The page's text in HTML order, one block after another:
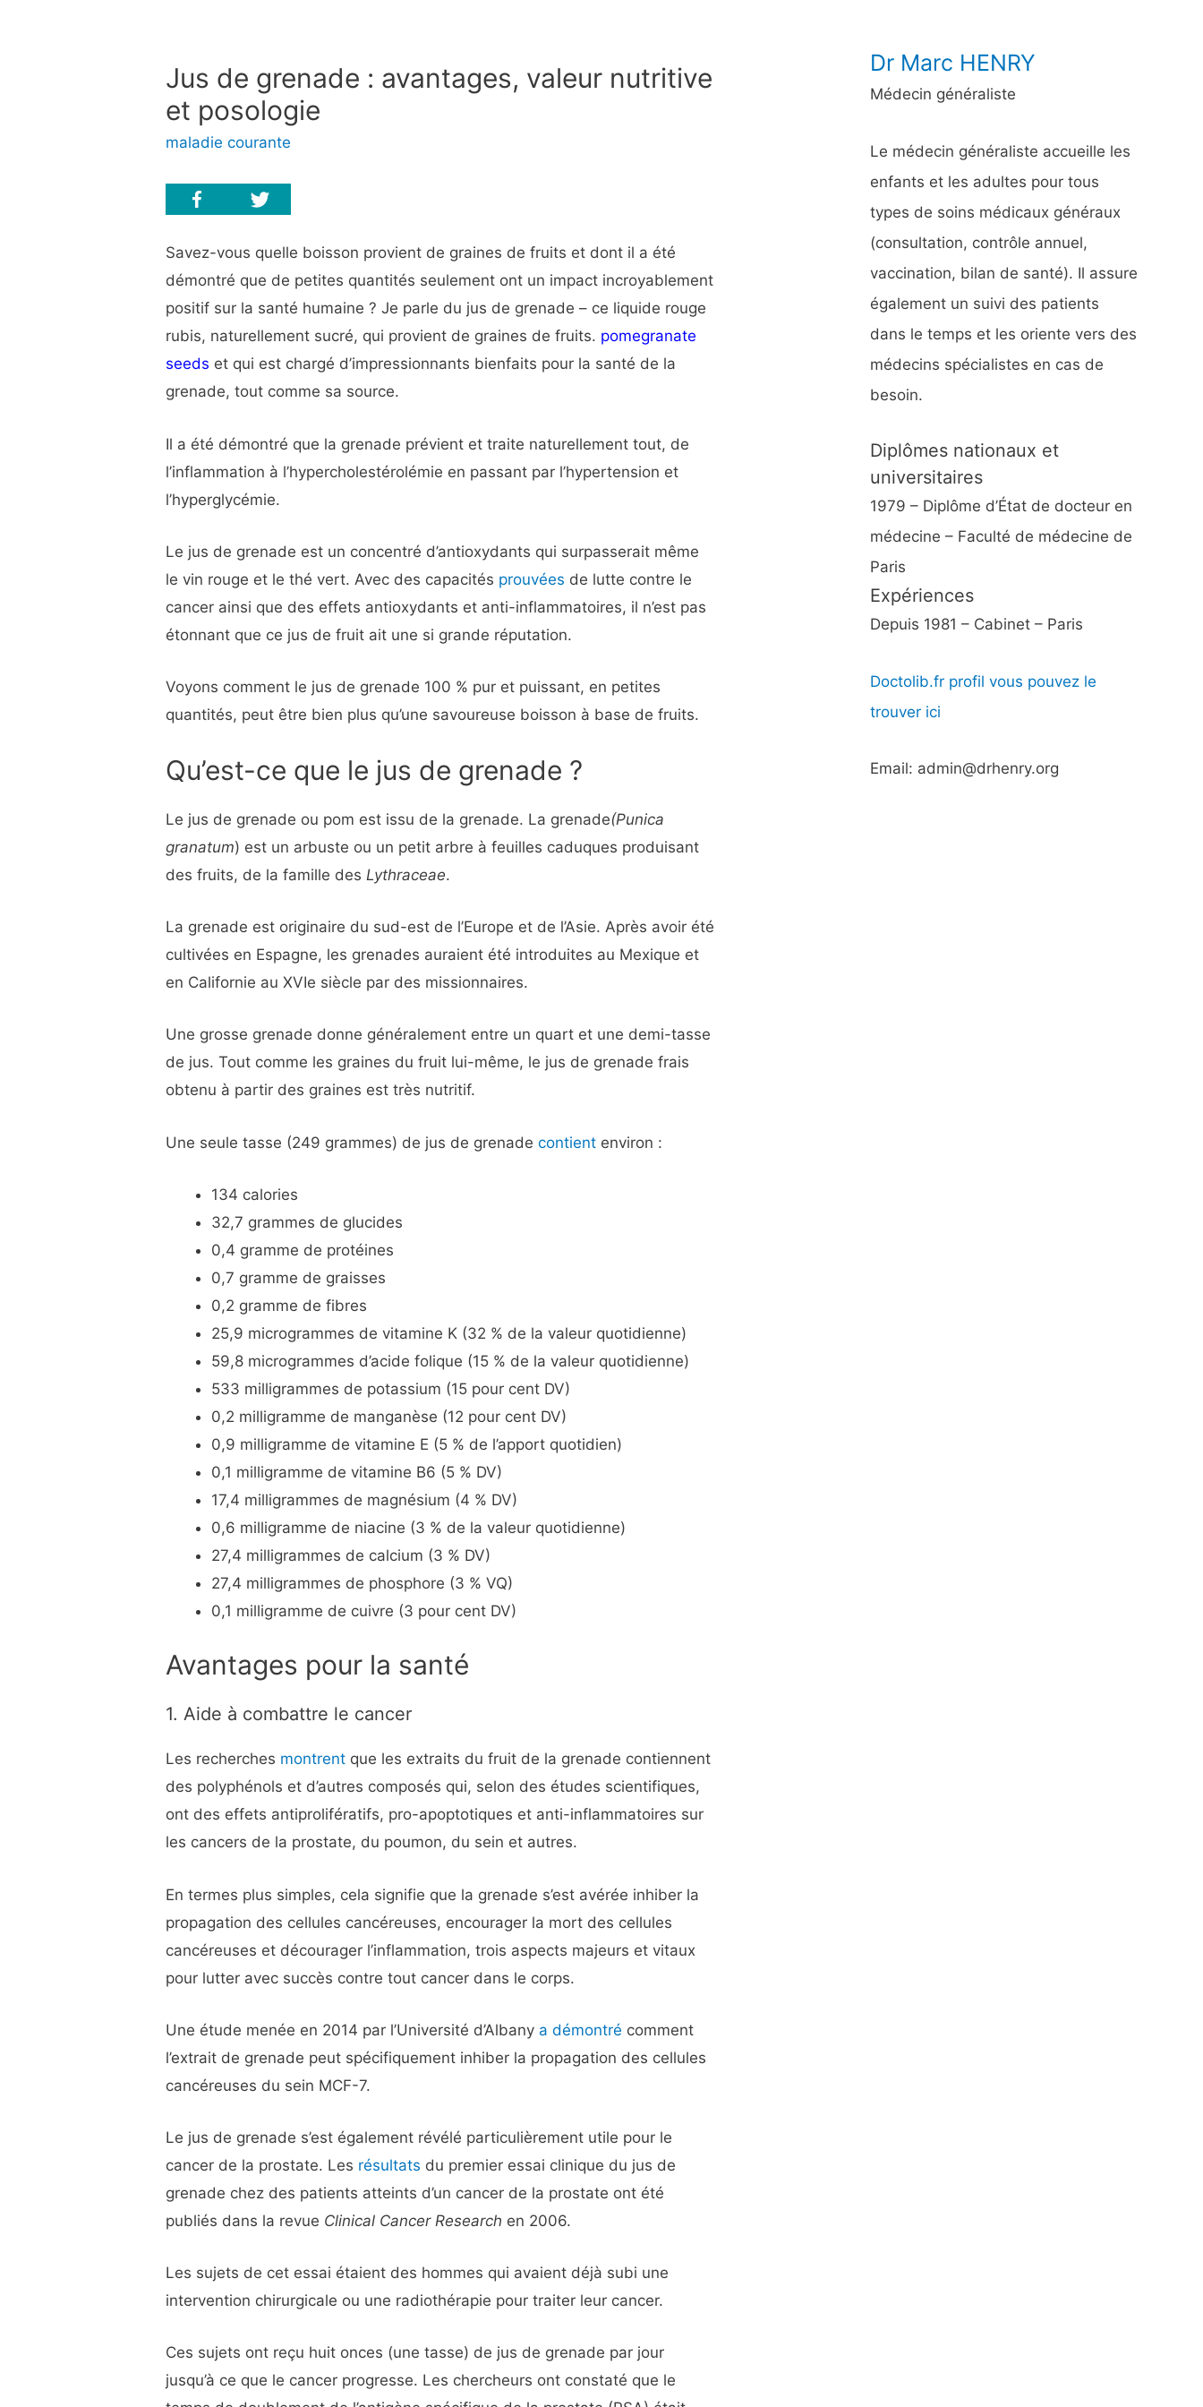
Jus de grenade : avantages, valeur nutritive
et posologie
maladie courante
Savez-vous quelle boisson provient de graines de fruits et dont il a été
démontré que de petites quantités seulement ont un impact incroyablement
positif sur la santé humaine ? Je parle du jus de grenade – ce liquide rouge
rubis, naturellement sucré, qui provient de graines de fruits. pomegranate
seeds et qui est chargé d’impressionnants bienfaits pour la santé de la
grenade, tout comme sa source.
Il a été démontré que la grenade prévient et traite naturellement tout, de
l’inflammation à l’hypercholestérolémie en passant par l’hypertension et
l’hyperglycémie.
Le jus de grenade est un concentré d’antioxydants qui surpasserait même
le vin rouge et le thé vert. Avec des capacités prouvées de lutte contre le
cancer ainsi que des effets antioxydants et anti-inflammatoires, il n’est pas
étonnant que ce jus de fruit ait une si grande réputation.
Voyons comment le jus de grenade 100 % pur et puissant, en petites
quantités, peut être bien plus qu’une savoureuse boisson à base de fruits.
Qu’est-ce que le jus de grenade ?
Le jus de grenade ou pom est issu de la grenade. La grenade(Punica
granatum) est un arbuste ou un petit arbre à feuilles caduques produisant
des fruits, de la famille desLythraceae.
La grenade est originaire du sud-est de l’Europe et de l’Asie. Après avoir été
cultivées en Espagne, les grenades auraient été introduites au Mexique et
en Californie au XVIe siècle par des missionnaires.
Une grosse grenade donne généralement entre un quart et une demi-tasse
de jus. Tout comme les graines du fruit lui-même, le jus de grenade frais
obtenu à partir des graines est très nutritif.
Une seule tasse (249 grammes) de jus de grenadecontient environ :
134 calories
32,7 grammes de glucides
0,4 gramme de protéines
0,7 gramme de graisses
0,2 gramme de fibres
25,9 microgrammes de vitamine K (32 % de la valeur quotidienne)
59,8 microgrammes d’acide folique (15 % de la valeur quotidienne)
533 milligrammes de potassium (15 pour cent DV)
0,2 milligramme de manganèse (12 pour cent DV)
0,9 milligramme de vitamine E (5 % de l’apport quotidien)
0,1 milligramme de vitamine B6 (5 % DV)
17,4 milligrammes de magnésium (4 % DV)
0,6 milligramme de niacine (3 % de la valeur quotidienne)
27,4 milligrammes de calcium (3 % DV)
27,4 milligrammes de phosphore (3 % VQ)
0,1 milligramme de cuivre (3 pour cent DV)
Avantages pour la santé
1. Aide à combattre le cancer
Les recherches montrent que les extraits du fruit de la grenade contiennent
des polyphénols et d’autres composés qui, selon des études scientifiques,
ont des effets antiprolifératifs, pro-apoptotiques et anti-inflammatoires sur
les cancers de la prostate, du poumon, du sein et autres.
En termes plus simples, cela signifie que la grenade s’est avérée inhiber la
propagation des cellules cancéreuses, encourager la mort des cellules
cancéreuses et décourager l’inflammation, trois aspects majeurs et vitaux
pour lutter avec succès contre tout cancer dans le corps.
Une étude menée en 2014 par l’Université d’Albany a démontré comment
l’extrait de grenade peut spécifiquement inhiber la propagation des cellules
cancéreuses du sein MCF-7.
Le jus de grenade s’est également révélé particulièrement utile pour le
cancer de la prostate. Les résultats du premier essai clinique du jus de
grenade chez des patients atteints d’un cancer de la prostate ont été
publiés dans la revue Clinical Cancer Research en 2006.
Les sujets de cet essai étaient des hommes qui avaient déjà subi une
intervention chirurgicale ou une radiothérapie pour traiter leur cancer.
Ces sujets ont reçu huit onces (une tasse) de jus de grenade par jour
jusqu’à ce que le cancer progresse. Les chercheurs ont constaté que le
Dr Marc HENRY
Médecin généraliste
Le médecin généraliste accueille les
enfants et les adultes pour tous
types de soins médicaux généraux
(consultation, contrôle annuel,
vaccination, bilan de santé). Il assure
également un suivi des patients
dans le temps et les oriente vers des
médecins spécialistes en cas de
besoin.
Diplômes nationaux et
universitaires
1979 – Diplôme d’État de docteur en
médecine – Faculté de médecine de
Paris
Expériences
Depuis 1981 – Cabinet – Paris
Doctolib.fr profil vous pouvez le
trouver ici
Email: admin@drhenry.org